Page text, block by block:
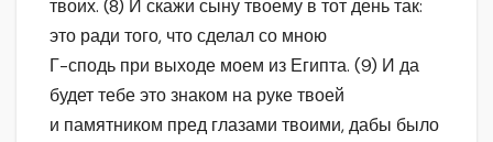
твоих. (8) И скажи сыну твоему в тот день так:
это ради того, что сделал со мною
Г-сподь при выходе моем из Египта. (9) И да
будет тебе это знаком на руке твоей
и памятником пред глазами твоими, дабы было